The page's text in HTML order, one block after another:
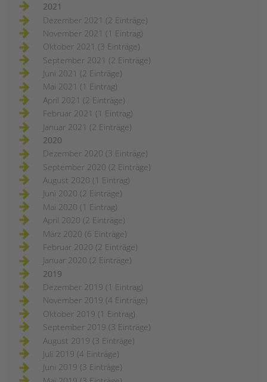
2021
Dezember 2021 (2 Einträge)
November 2021 (1 Eintrag)
Oktober 2021 (3 Einträge)
September 2021 (2 Einträge)
Juni 2021 (2 Einträge)
Mai 2021 (1 Eintrag)
April 2021 (2 Einträge)
Februar 2021 (1 Eintrag)
Januar 2021 (2 Einträge)
2020
Dezember 2020 (3 Einträge)
September 2020 (2 Einträge)
August 2020 (1 Eintrag)
Juni 2020 (2 Einträge)
Mai 2020 (1 Eintrag)
April 2020 (2 Einträge)
März 2020 (6 Einträge)
Februar 2020 (2 Einträge)
Januar 2020 (2 Einträge)
2019
Dezember 2019 (1 Eintrag)
November 2019 (4 Einträge)
Oktober 2019 (1 Eintrag)
September 2019 (3 Einträge)
August 2019 (3 Einträge)
Juli 2019 (4 Einträge)
Juni 2019 (3 Einträge)